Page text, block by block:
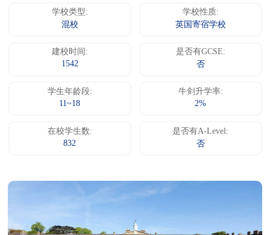
学校类型:
混校
学校性质:
英国寄宿学校
建校时间:
1542
是否有GCSE:
否
学生年龄段:
11~18
牛剑升学率:
2%
在校学生数:
832
是否有A-Level:
否